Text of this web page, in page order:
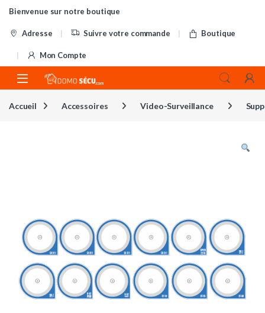
Skip to navigation
Skip to content
Bienvenue sur notre boutique
Adresse Suivre votre commande Boutique
Mon Compte
Accueil Accessoires Video-Surveillance